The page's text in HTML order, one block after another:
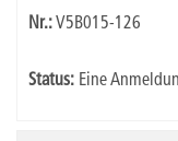
Nr.:V5B015-126
Status: Eine